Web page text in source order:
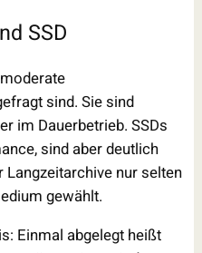
SSD
sind. Sie sind
im Dauerbetrieb. SSDs
sind aber deutlich
nur selten
gewählt.
Einmal abgelegt heißt